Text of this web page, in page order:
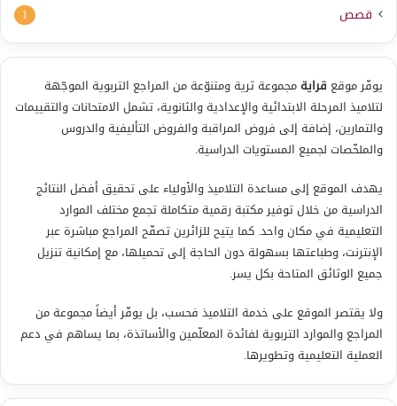
قصص 1
يوفّر موقع قرايةمجموعة ثرية ومتنوّعة من المراجع التربوية الموجّهة
لتلاميذ المرحلة الابتدائية والإعدادية والثانوية، تشمل الامتحانات والتقييمات
والتمارين، إضافة إلى فروض المراقبة والفروض التأليفية والدروس
والملخّصات لجميع المستويات الدراسية.
يهدف الموقع إلى مساعدة التلاميذ والأولياء على تحقيق أفضل النتائج
الدراسية من خلال توفير مكتبة رقمية متكاملة تجمع مختلف الموارد
التعليمية في مكان واحد. كما يتيح للزائرين تصفّح المراجع مباشرة عبر
الإنترنت، وطباعتها بسهولة دون الحاجة إلى تحميلها، مع إمكانية تنزيل
جميع الوثائق المتاحة بكل يسر.
ولا يقتصر الموقع على خدمة التلاميذ فحسب، بل يوفّر أيضاً مجموعة من
المراجع والموارد التربوية لفائدة المعلّمين والأساتذة، بما يساهم في دعم
العملية التعليمية وتطويرها.